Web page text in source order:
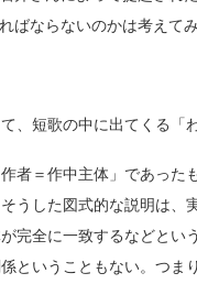
ならないのかは考えて
、短歌の中に出てくる「
者＝作中主体」であっ
うした図式的な説明は
完全に一致するなどと
ということもない。つ